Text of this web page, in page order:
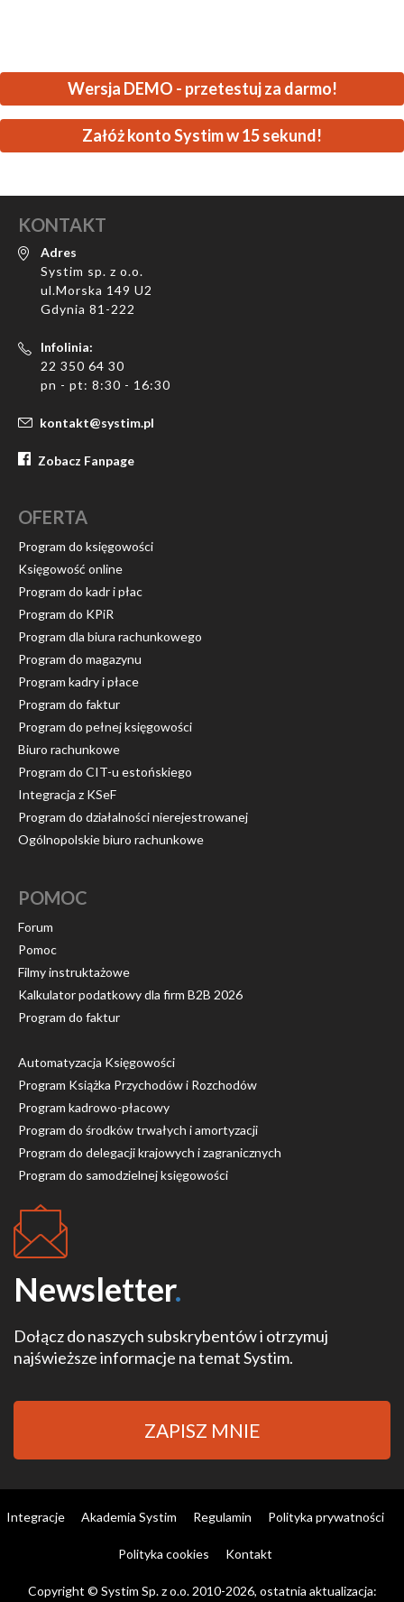
Wersja DEMO - przetestuj za darmo!
Załóż konto Systim w 15 sekund!
KONTAKT
Adres
Systim sp. z o.o.
ul.Morska 149 U2
Gdynia 81-222
Infolinia:
22 350 64 30
pn - pt: 8:30 - 16:30
kontakt@systim.pl
Zobacz Fanpage
OFERTA
Program do księgowości
Księgowość online
Program do kadr i płac
Program do KPiR
Program dla biura rachunkowego
Program do magazynu
Program kadry i płace
Program do faktur
Program do pełnej księgowości
Biuro rachunkowe
Program do CIT-u estońskiego
Integracja z KSeF
Program do działalności nierejestrowanej
Ogólnopolskie biuro rachunkowe
POMOC
Forum
Pomoc
Filmy instruktażowe
Kalkulator podatkowy dla firm B2B 2026
Program do faktur
Automatyzacja Księgowości
Program Książka Przychodów i Rozchodów
Program kadrowo-płacowy
Program do środków trwałych i amortyzacji
Program do delegacji krajowych i zagranicznych
Program do samodzielnej księgowości
Newsletter.
Dołącz do naszych subskrybentów i otrzymuj
najświeższe informacje na temat Systim.
ZAPISZ MNIE
Integracje Akademia Systim Regulamin Polityka prywatności
Polityka cookies Kontakt
Copyright © Systim Sp. z o.o. 2010-2026, ostatnia aktualizacja: